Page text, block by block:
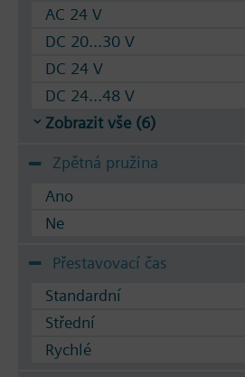
AC 24 V
DC 20...30 V
DC 24 V
DC 24...48 V
Zobrazit vše (6)
Zpětná pružina
Ano
Ne
Přestavovací čas
Standardní
Střední
Rychlé